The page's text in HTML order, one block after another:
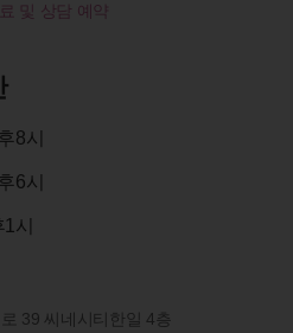
및 상담 예약
8시
6시
시
39 씨네시티한일 4층